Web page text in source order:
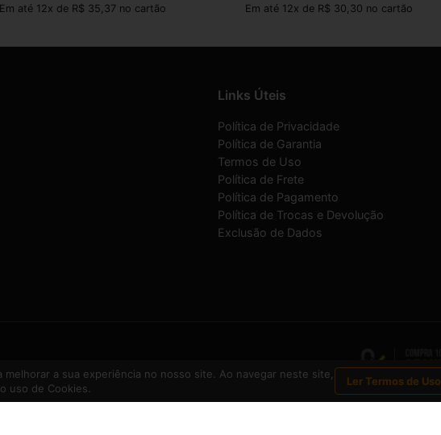
Em até 12x de R$ 35,37 no cartão Em até 12x de R$ 30,30 no cartão
Links Úteis
Política de Privacidade
Política de Garantia
Termos de Uso
Política de Frete
Política de Pagamento
Política de Trocas e Devolução
Exclusão de Dados
melhorar a sua experiência no nosso site. Ao navegar neste site,
uso de Cookies.
Ler Termos de Uso